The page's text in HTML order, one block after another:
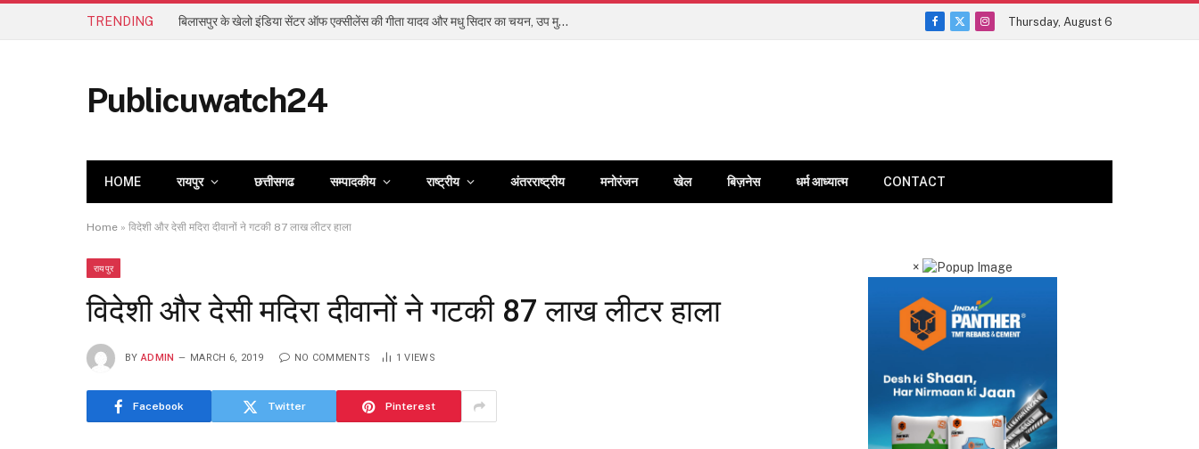
TRENDING बिलासपुर के खेलो इंडिया सेंटर ऑफ एक्सीलेंस की गीता यादव और मधु सिदार का चयन, उप मुख्यमंत्री अरुण साव ने दी शुभकामनाएं
Facebook
X
Instagram
Thursday, August 6
Publicuwatch24
HOME रायपुर छत्तीसगढ सम्पादकीय राष्ट्रीय अंतरराष्ट्रीय मनोरंजन खेल बिज़नेस धर्म आध्यात्म CONTACT
Home » विदेशी और देसी मदिरा दीवानों ने गटकी 87 लाख लीटर हाला
रायपुर
विदेशी और देसी मदिरा दीवानों ने गटकी 87 लाख लीटर हाला
BY ADMIN MARCH 6, 2019 NO COMMENTS 1VIEWS
Facebook Twitter Pinterest
×